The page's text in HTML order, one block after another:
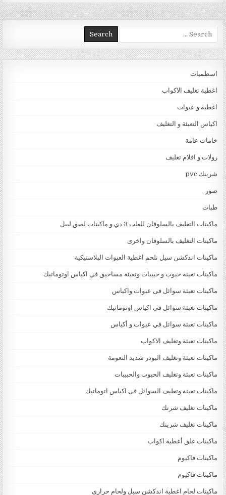
Search for:
اسطمبات
اغطية تغليف الاكواب
اغطية و عبوات
اكياس التعبئة و التغليف
خامات عامة
رولات و افلام تغليف
شرينك pvc
صور
طبات
ماكينات التغليف بالسلوفان للعلب 3 دي و ماكينات لصق ليبل
ماكينات التغليف بالسلوفان واخرى
ماكينات اندكشن سيل تلحم اغطية العبوات البلاستيكية
ماكينات تعبئة حبوب و حبيبات وتعبئة مساحيق في اكياس اوتوماتيك
ماكينات تعبئة سوائل فى عبوات واكياس
ماكينات تعبئة سوائل في اكياس اوتوماتيك
ماكينات تعبئة سوائل في عبوات و أكياس
ماكينات تعبئة وتغليف الاكواب
ماكينات تعبئة وتغليف البودر شديد النعومة
ماكينات تعبئة وتغليف الحبوب والحبيبات
ماكينات تعبئة وتغليف السوائل فى اكياس اتوماتيك
ماكينات تغليف شرنك
ماكينات تغليف شرينك
ماكينات غلق أغطية اكواب
ماكينات فاكيوم
ماكينات فاكيوم
ماكينات لحام اغطية اندكشن سيل ولحام حرارى